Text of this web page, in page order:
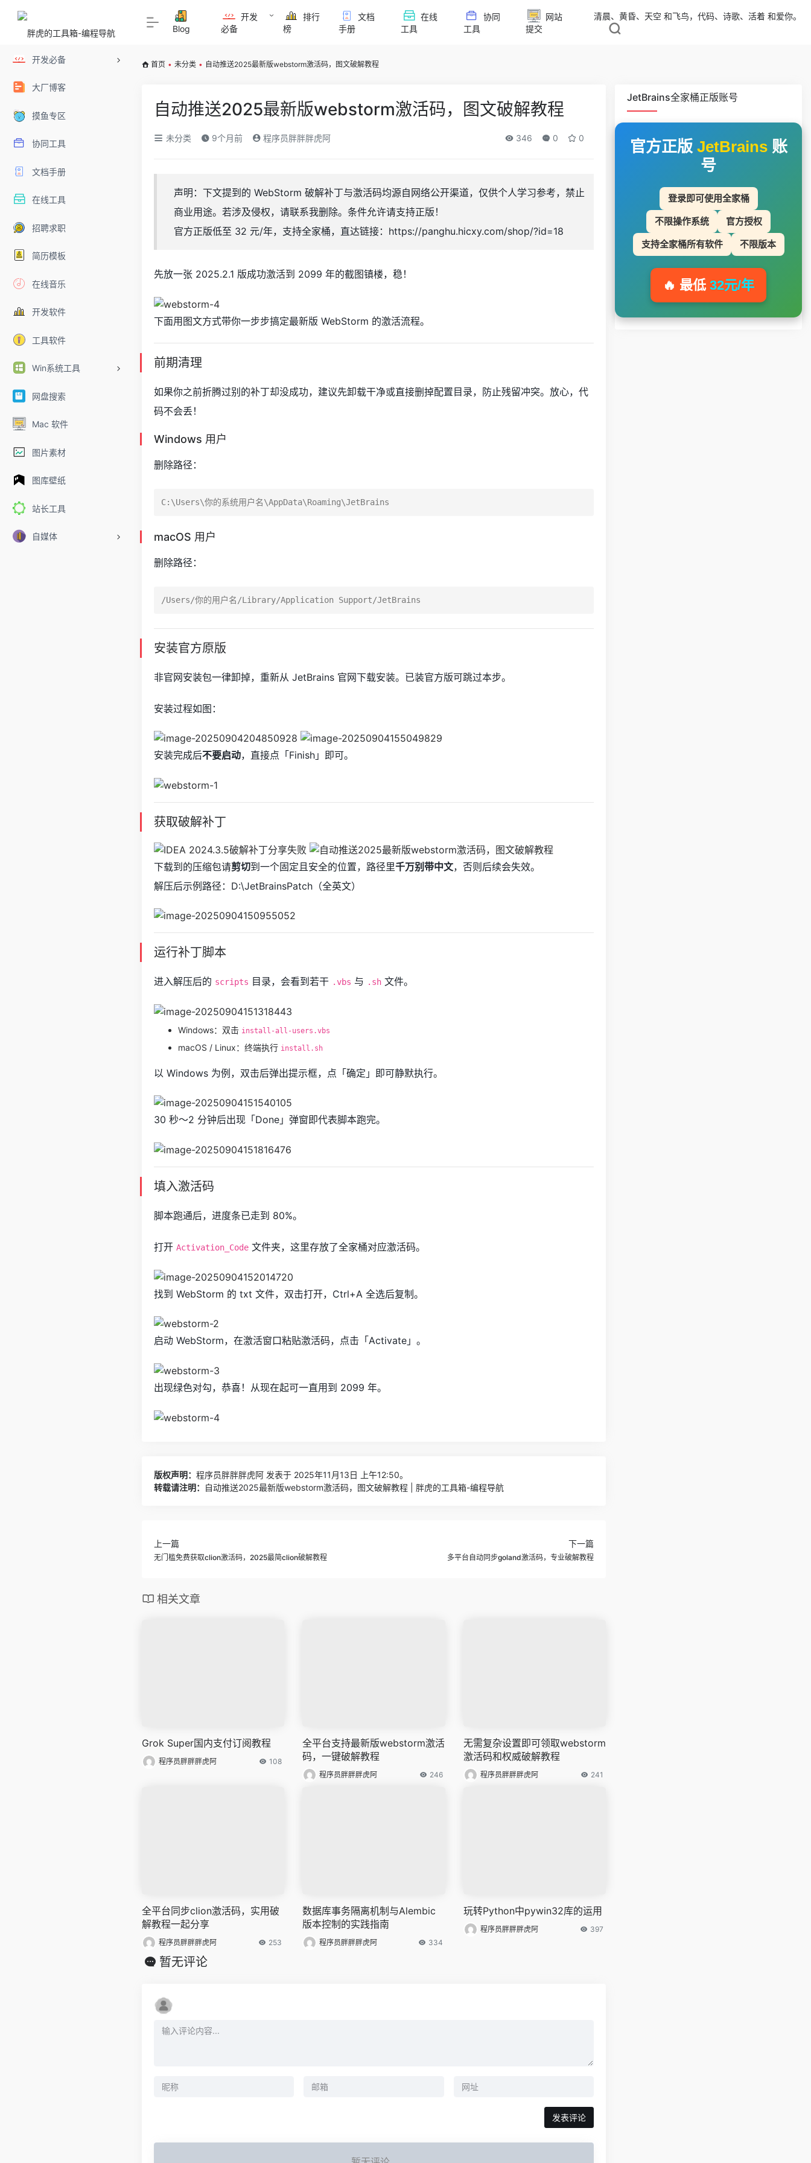
开发必备
大厂博客
摸鱼专区
协同工具
文档手册
在线工具
招聘求职
简历模板
在线音乐
开发软件
工具软件
Win系统工具
网盘搜索
Mac 软件
图片素材
图库壁纸
站长工具
自媒体
Blog
开发
必备
排行
榜
文档
手册
在线
工具
协同
工具
网站
提交
清晨、黄昏、天空 和飞鸟，代码、诗歌、活着 和爱你。
首页 • 未分类 • 自动推送2025最新版webstorm激活码，图文破解教程
自动推送2025最新版webstorm激活码，图文破解教程
未分类 9个月前 程序员胖胖胖虎阿 346 0 0
声明：下文提到的 WebStorm 破解补丁与激活码均源自网络公开渠道，仅供个人学习参考，禁止
商业用途。若涉及侵权，请联系我删除。条件允许请支持正版！
官方正版低至 32 元/年，支持全家桶，直达链接：https://panghu.hicxy.com/shop/?id=18
先放一张 2025.2.1 版成功激活到 2099 年的截图镇楼，稳！
下面用图文方式带你一步步搞定最新版 WebStorm 的激活流程。
前期清理
如果你之前折腾过别的补丁却没成功，建议先卸载干净或直接删掉配置目录，防止残留冲突。放心，代
码不会丢！
Windows 用户
删除路径：
macOS 用户
删除路径：
安装官方原版
非官网安装包一律卸掉，重新从 JetBrains 官网下载安装。已装官方版可跳过本步。
安装过程如图：
安装完成后不要启动，直接点「Finish」即可。
获取破解补丁
下载到的压缩包请剪切到一个固定且安全的位置，路径里千万别带中文，否则后续会失效。
解压后示例路径：D:\JetBrainsPatch（全英文）
运行补丁脚本
进入解压后的 scripts 目录，会看到若干 .vbs 与 .sh 文件。
Windows：双击 install-all-users.vbs
macOS / Linux：终端执行 install.sh
以 Windows 为例，双击后弹出提示框，点「确定」即可静默执行。
30 秒～2 分钟后出现「Done」弹窗即代表脚本跑完。
填入激活码
脚本跑通后，进度条已走到 80%。
打开 Activation_Code 文件夹，这里存放了全家桶对应激活码。
找到 WebStorm 的 txt 文件，双击打开，Ctrl+A 全选后复制。
启动 WebStorm，在激活窗口粘贴激活码，点击「Activate」。
出现绿色对勾，恭喜！从现在起可一直用到 2099 年。
版权声明： 程序员胖胖胖虎阿 发表于 2025年11月13日 上午12:50。
转载请注明：
自动推送2025最新版webstorm激活码，图文破解教程 | 胖虎的工具箱-编程导航
上一篇
无门槛免费获取clion激活码，2025最简clion破解教程
下一篇
多平台自动同步goland激活码，专业破解教程
相关文章
Grok Super国内支付订阅教程
程序员胖胖胖虎阿 108
全平台支持最新版webstorm激活
码，一键破解教程
程序员胖胖胖虎阿 246
无需复杂设置即可领取webstorm
激活码和权威破解教程
程序员胖胖胖虎阿 241
全平台同步clion激活码，实用破
解教程一起分享
程序员胖胖胖虎阿 253
数据库事务隔离机制与Alembic
版本控制的实践指南
程序员胖胖胖虎阿 334
玩转Python中pywin32库的运用
程序员胖胖胖虎阿 397
暂无评论
JetBrains全家桶正版账号
官方正版 JetBrains账
号
登录即可使用全家桶
不限操作系统 官方授权
支持全家桶所有软件 不限版本
🔥 最低 32元/年